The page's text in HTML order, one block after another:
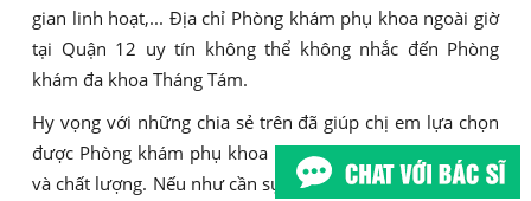
gian linh hoạt,... Địa chỉ Phòng khám phụ khoa ngoài giờ
tại Quận 12 uy tín không thể không nhắc đến Phòng
khám đa khoa Tháng Tám.
Hy vọng với những chia sẻ trên đã giúp chị em lựa chọn
được Phòng khám phụ khoa ngoài giờ ở Quận 12 uy tín
và chất lượng. Nếu như cần sự hỗ trợ của chuyên gia bạn